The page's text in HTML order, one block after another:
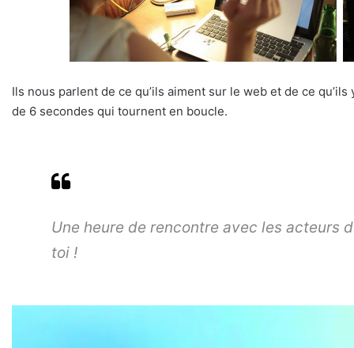
Ils nous parlent de ce qu’ils aiment sur le web et de ce
de 6 secondes qui tournent en boucle.
Une heure de rencontre avec les acteurs
toi !